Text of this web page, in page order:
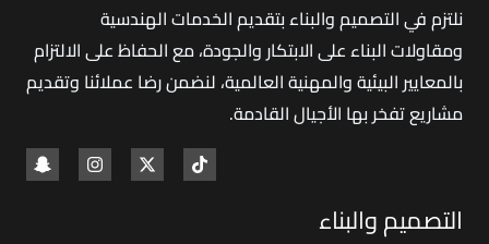
متكامل
نلتزم في التصميم والبناء بتقديم الخدمات الهندسية
ومقاولات البناء على الابتكار والجودة، مع الحفاظ على الالتزام
بالمعايير البيئية والمهنية العالمية، لنضمن رضا عملائنا وتقديم
مشاريع تفخر بها الأجيال القادمة.
التصميم والبناء